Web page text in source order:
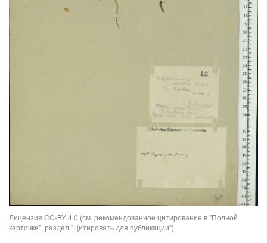
Лицензия CC-BY 4.0 (см. рекомендованное цитирование в "Полной
карточке", раздел "Цитировать для публикации")